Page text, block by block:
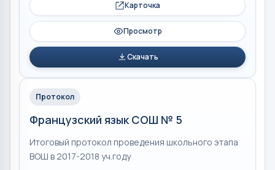
Карточка
Просмотр
Скачать
Протокол
Французский язык СОШ № 5
Итоговый протокол проведения школьного этапа
ВОШ в 2017-2018 уч.году